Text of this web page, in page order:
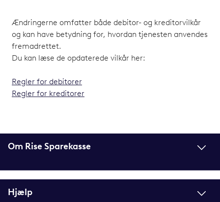
Ændringerne omfatter både debitor- og kreditorvilkår
og kan have betydning for, hvordan tjenesten anvendes
fremadrettet.
Du kan læse de opdaterede vilkår her:
Regler for debitorer
Regler for kreditorer
Om Rise Sparekasse
Hjælp